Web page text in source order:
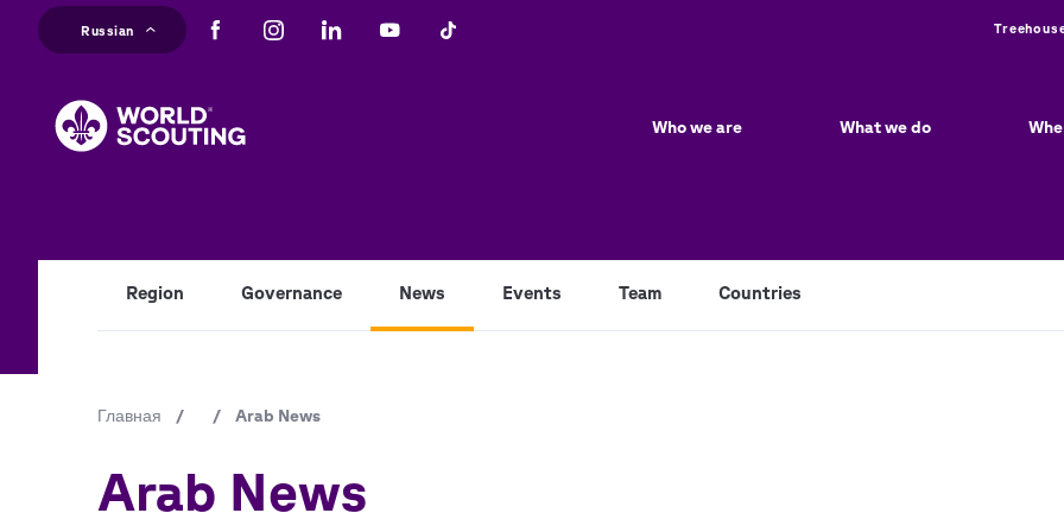
Перейти
содержанию
Russian
navigation
Who we are What we do
Region Governance News Events Team Countries
Строка
навигации
Главная / / Arab News
Arab News